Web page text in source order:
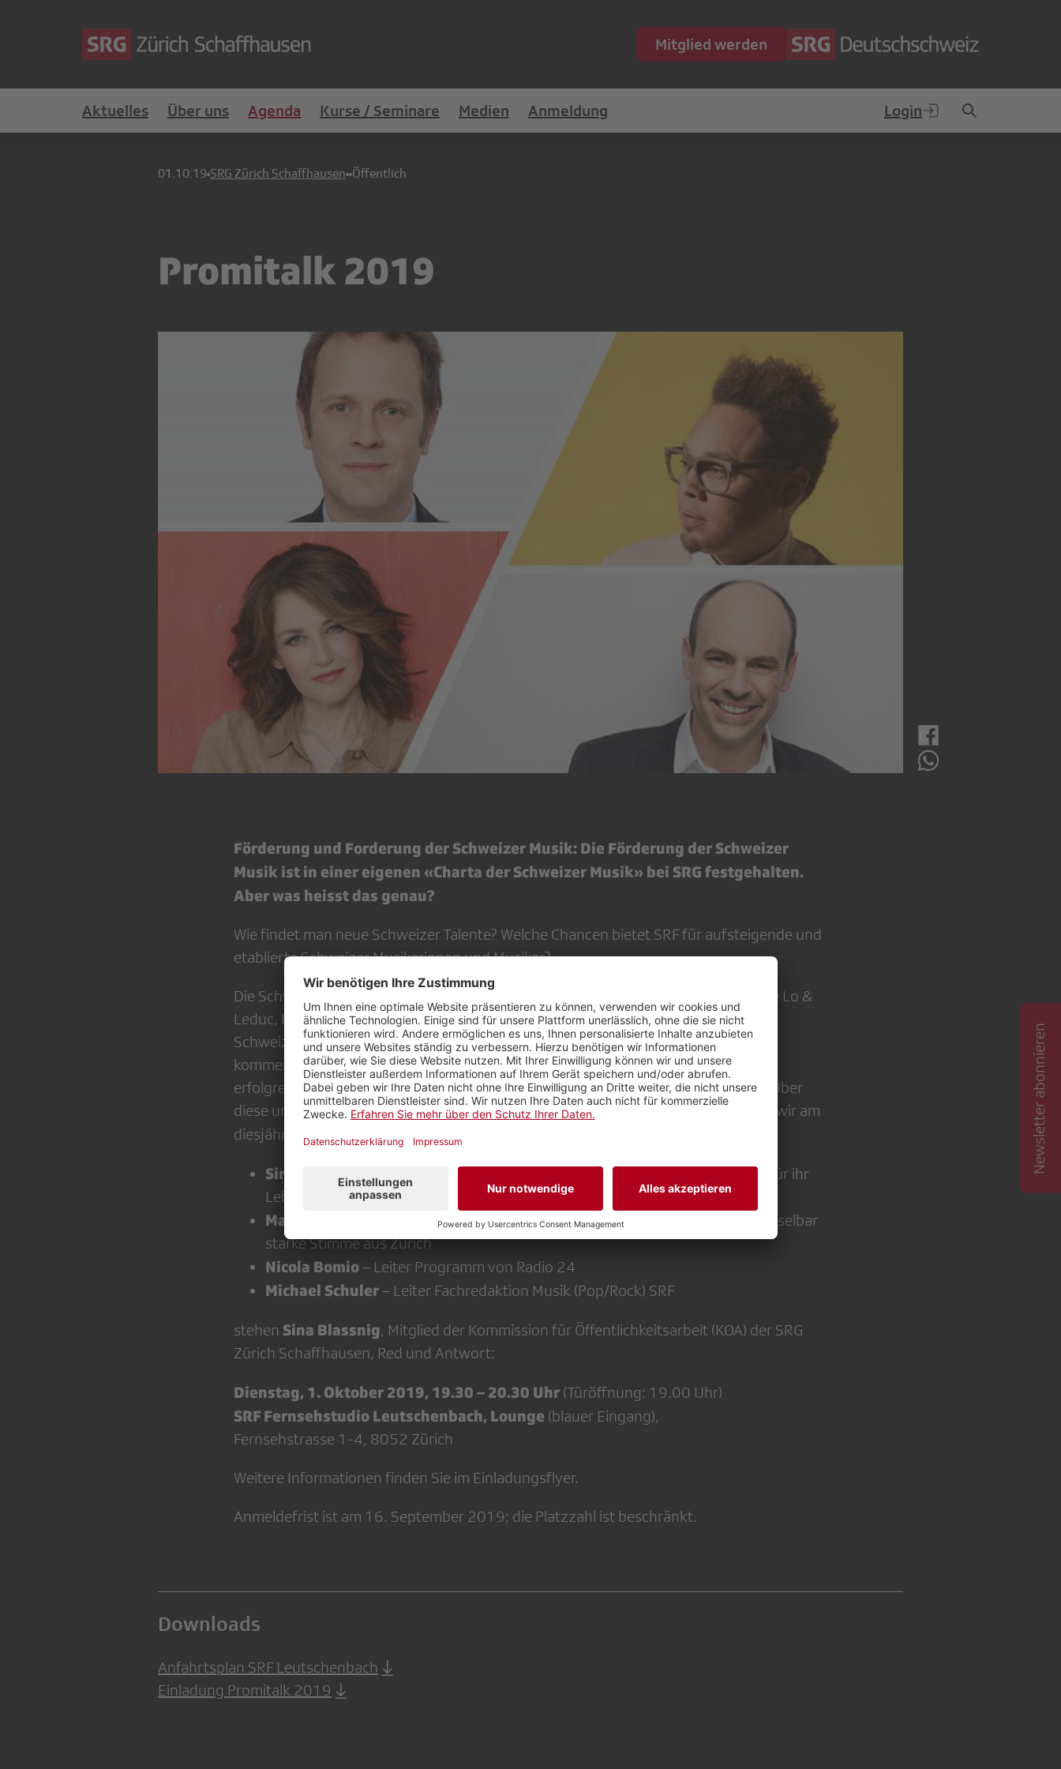
Mitglied werden
Aktuelles Über uns Agenda Kurse / Seminare Medien Anmeldung Login
01.10.19 SRG Zürich Schaffhausen Öffentlich
Promitalk 2019
Förderung und Forderung der Schweizer Musik: Die Förderung der Schweizer
Musik ist in einer eigenen «Charta der Schweizer Musik» bei SRG festgehalten.
Aber was heisst das genau?
Wie findet man neue Schweizer Talente? Welche Chancen bietet SRF für aufsteigende und
etablierte Schweizer Musikerinnen und Musiker?
Die Schweizer Musikszene erlebt zurzeit einen Boom. Mit Nachwuchskünstlern wie Lo &
Leduc, Loco Escrito, Crimer oder Nemo landeten in den letzten Jahren regelmässig
Schweizer MusikerInnen in den Top Ten der Hitparade. Lohnt es sich also auch für
kommerzielle Sender, immer mehr auf Schweizer Musik zu setzen? Und stellen
erfolgreiche Schweizer Musiker und Musikerinnen auch Forderungen an das SRF? Über
diese und weitere Aspekte zur Förderung von Schweizer Musik im SRF diskutieren wir am
diesjährigen Promitalk 2019
Sina
– Walliser Sängerin und Trägerin des Outstanding Achievement Awards für ihr
Lebenswerk
Marc Sway
– Die Sonne Brasiliens im Herzen, den Soul im Blut: die unverwechselbar
starke Stimme aus Zürich
Nicola Bomio– Leiter Programm von Radio 24
Michael Schuler– Leiter Fachredaktion Musik (Pop/Rock) SRF
stehen Sina Blassnig, Mitglied der Kommission für Öffentlichkeitsarbeit (KOA) der SRG
Zürich Schaffhausen, Red und Antwort:
Dienstag, 1. Oktober 2019, 19.30 – 20.30 Uhr (Türöffnung: 19.00 Uhr)
SRF Fernsehstudio Leutschenbach, Lounge (blauer Eingang),
Fernsehstrasse 1-4, 8052 Zürich
Weitere Informationen finden Sie im Einladungsflyer.
Anmeldefrist ist am 16. September 2019; die Platzzahl ist beschränkt.
Downloads
Anfahrtsplan SRF Leutschenbach
Einladung Promitalk 2019
Newsletter abonnieren